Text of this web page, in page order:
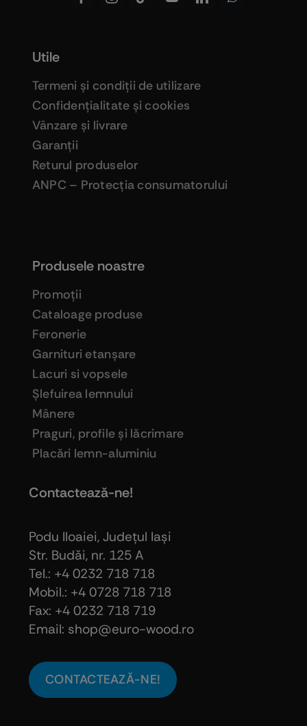
Produsele noastre
Promoţii
Cataloage produse
Feronerie
Garnituri etanşare
Lacuri si vopsele
Şlefuirea lemnului
Mânere
Praguri, profile şi lăcrimare
Placări lemn-aluminiu
Utile
Termeni şi condiţii de utilizare
Confidenţialitate şi cookies
Vânzare şi livrare
Garanţii
Returul produselor
ANPC – Protecţia consumatorului
Contactează-ne!
Podu Iloaiei, Judeţul Iaşi
Str. Budăi, nr. 125 A
Tel.: +4 0232 718 718
Mobil.: +4 0728 718 718
Fax: +4 0232 718 719
Email: shop@euro-wood.ro
CONTACTEAZĂ-NE!